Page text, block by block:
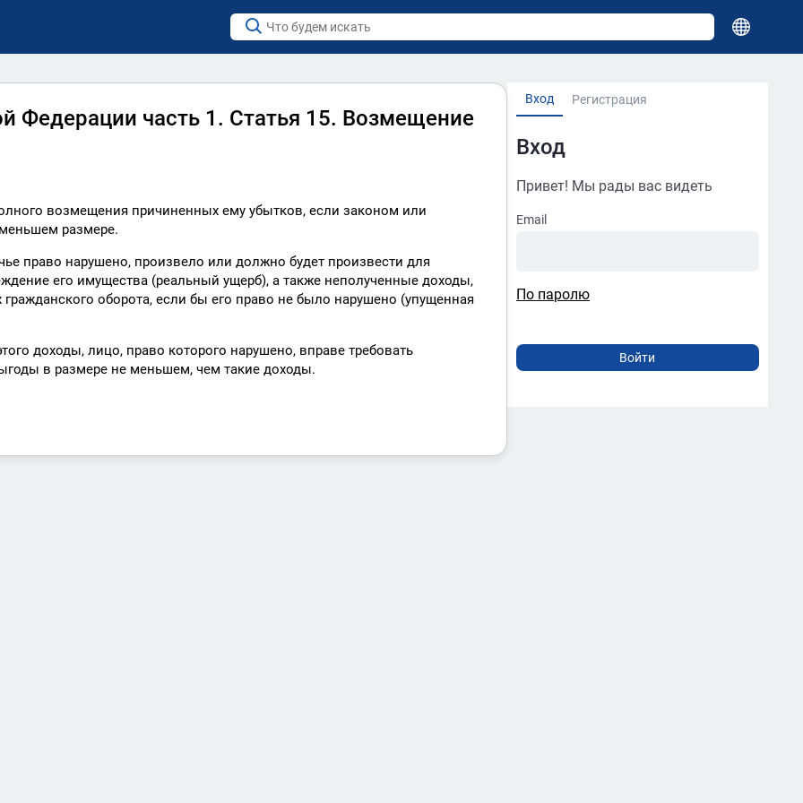
Вход Регистрация
Вход
Привет! Мы рады вас видеть
Email
По паролю
Федерации часть 1. Статья 15. Возмещение
возмещения причиненных ему убытков, если законом или
размере.
право нарушено, произвело или должно будет произвести для
его имущества (реальный ущерб), а также неполученные доходы,
оборота, если бы его право не было нарушено (упущенная
доходы, лицо, право которого нарушено, вправе требовать
в размере не меньшем, чем такие доходы.